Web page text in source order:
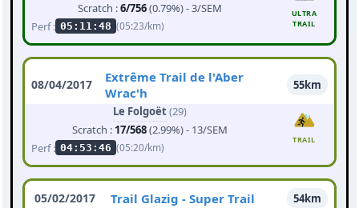
Scratch :6/756(0.79%) - 3/SEM
Perf : 05:11:48 (05:23/km)
ULTRA
TRAIL
08/04/2017
Extrême Trail de l'Aber
Wrac'h
55km
Le Folgoët(29)
Scratch : 17/568(2.99%) - 13/SEM
Perf : 04:53:46 (05:20/km)
TRAIL
05/02/2017 Trail Glazig - Super Trail
54km